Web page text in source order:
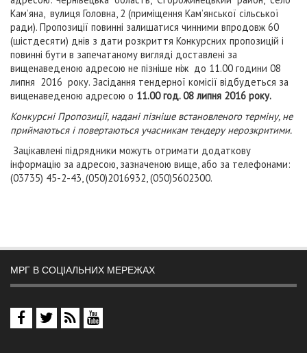
Кам’яна, вулиця Головна, 2 (приміщення Кам’янської сільської
ради). Пропозиції повинні залишатися чинними впродовж 60
(шістдесяти) днів з дати розкриття Конкурсних пропозицій і
повинні бути в запечатаному вигляді доставлені за
вищенаведеною адресою не пізніше ніж до 11.00 години 08
липня 2016 року. Засідання тендерної комісії відбудеться за
вищенаведеною адресою о 11.00 год. 08 липня 2016 року.
Конкурсні Пропозиції, надані пізніше встановленого терміну, не
приймаються і повертаються учасникам тендеру нерозкритими.
Зацікавлені підрядники можуть отримати додаткову
інформацію за адресою, зазначеною вище, або за телефонами:
(03735) 45-2-43, (050)2016932, (050)5602300.
МРГ В СОЦІАЛЬНИХ МЕРЕЖАХ